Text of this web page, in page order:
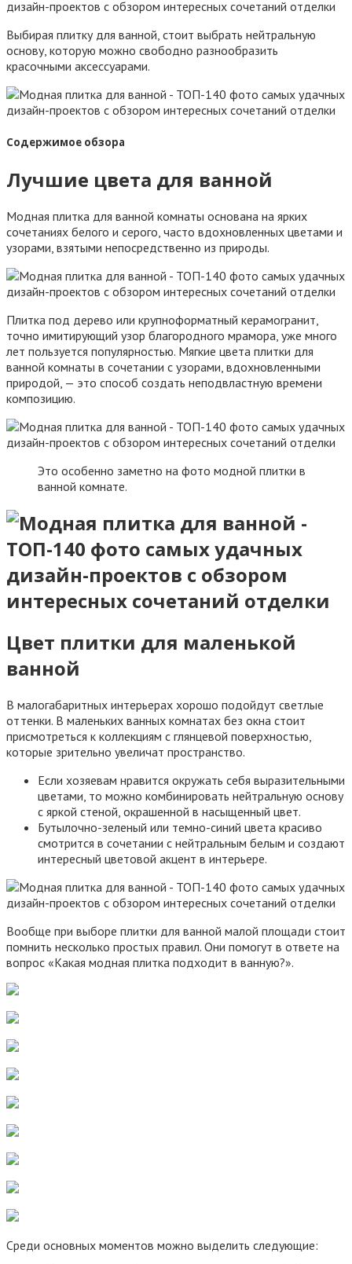
Выбирая плитку для ванной, стоит выбрать нейтральную
основу, которую можно свободно разнообразить
красочными аксессуарами.
Содержимое обзора
Лучшие цвета для ванной
Модная плитка для ванной комнаты основана на ярких
сочетаниях белого и серого, часто вдохновленных цветами и
узорами, взятыми непосредственно из природы.
Плитка под дерево или крупноформатный керамогранит,
точно имитирующий узор благородного мрамора, уже много
лет пользуется популярностью. Мягкие цвета плитки для
ванной комнаты в сочетании с узорами, вдохновленными
природой, — это способ создать неподвластную времени
композицию.
Это особенно заметно на фото модной плитки в
ванной комнате.
Цвет плитки для маленькой
ванной
В малогабаритных интерьерах хорошо подойдут светлые
оттенки. В маленьких ванных комнатах без окна стоит
присмотреться к коллекциям с глянцевой поверхностью,
которые зрительно увеличат пространство.
Если хозяевам нравится окружать себя выразительными
цветами, то можно комбинировать нейтральную основу
с яркой стеной, окрашенной в насыщенный цвет.
Бутылочно-зеленый или темно-синий цвета красиво
смотрится в сочетании с нейтральным белым и создают
интересный цветовой акцент в интерьере.
Вообще при выборе плитки для ванной малой площади стоит
помнить несколько простых правил. Они помогут в ответе на
вопрос «Какая модная плитка подходит в ванную?».
Среди основных моментов можно выделить следующие: